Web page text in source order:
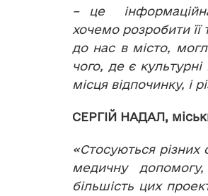
– це
хочемо розробити
до нас в місто,
чого, де є культурні
місця відпочинку, і
СЕРГІЙ НАДАЛ,
«Стосуються
медичну
більшість цих